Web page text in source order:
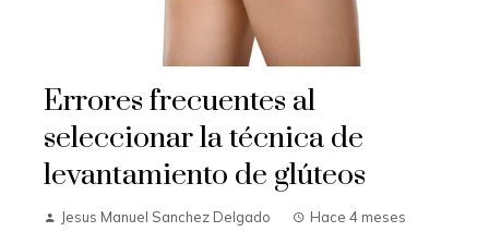
Errores frecuentes al
seleccionar la técnica de
levantamiento de glúteos
Jesus Manuel Sanchez Delgado Hace 4 meses